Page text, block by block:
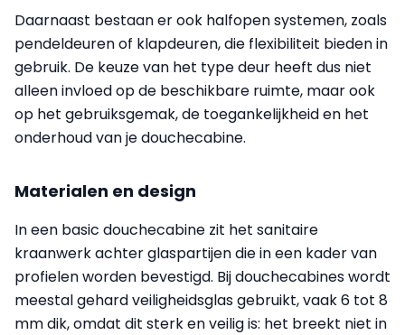
Daarnaast bestaan er ook halfopen systemen, zoals
pendeldeuren of klapdeuren, die flexibiliteit bieden in
gebruik. De keuze van het type deur heeft dus niet
alleen invloed op de beschikbare ruimte, maar ook
op het gebruiksgemak, de toegankelijkheid en het
onderhoud van je douchecabine.
Materialen en design
In een basic douchecabine zit het sanitaire
kraanwerk achter glaspartijen die in een kader van
profielen worden bevestigd. Bij douchecabines wordt
meestal gehard veiligheidsglas gebruikt, vaak 6 tot 8
mm dik, omdat dit sterk en veilig is: het breekt niet in